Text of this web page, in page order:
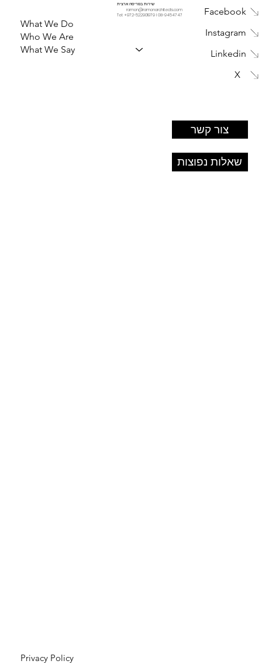
Facebook
Instagram
Linkedin
X
צור קשר
שאלות נפוצות
שירות בפריסה ארצית
ramon@ramonarchitects.com
Tel: +972-522901979 I08-9454747
What We Do
Who We Are
What We Say
Privacy Policy